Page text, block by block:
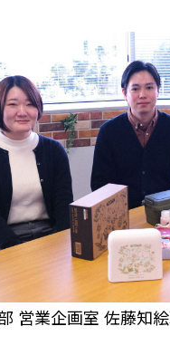
営業企画室 佐藤知